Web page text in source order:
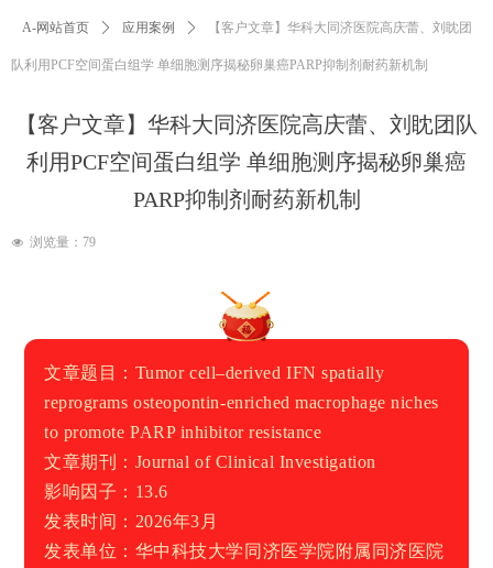
【客户文章】华科大同济医院高庆蕾、刘眈团队
利用PCF空间蛋白组学 单细胞测序揭秘卵巢癌
PARP抑制剂耐药新机制
A-网站首页 ꄲ 应用案例 ꄲ 【客户文章】华科大同济医院高庆蕾、刘眈团
队利用PCF空间蛋白组学 单细胞测序揭秘卵巢癌PARP抑制剂耐药新机制
文章题目： Tumor cell–derived IFN spatially
reprograms osteopontin-enriched macrophage niches
to promote PARP inhibitor resistance
文章期刊： Journal of Clinical Investigation
影响因子：13.6
发表时间：2026年3月
发表单位： 华中科技大学同济医学院附属同济医院
넶 浏览量： 79